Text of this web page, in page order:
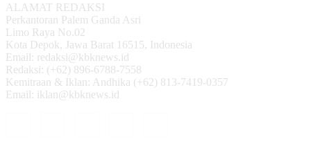
ALAMAT REDAKSI
Perkantoran Palem Ganda Asri
Limo Raya No.02
Kota Depok, Jawa Barat 16515, Indonesia
Email: redaksi@kbknews.id
Redaksi: (+62) 896-6788-7558
Kemitraan & Iklan: Andhika (+62) 813-7419-0357
Email: iklan@kbknews.id